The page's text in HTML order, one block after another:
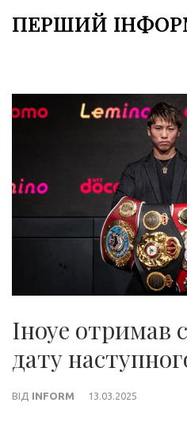
доПЕРШИЙ
Іноуе отримав
дату
ВІД INFORM 13.03.2025